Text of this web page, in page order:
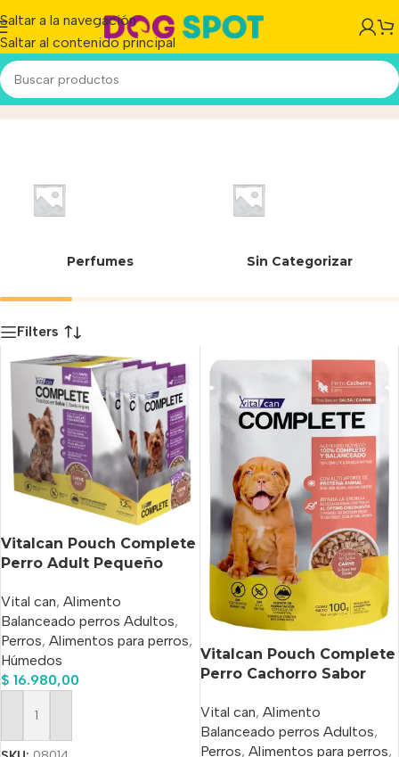
Saltar a la navegación
Saltar al contenido principal
Pouch PerroInicio/Producto
Perfumes Sin Categorizar
Filters
Vitalcan Pouch Complete
Perro Adult Pequeño
Vital can, Alimento
Balanceado perros Adultos,
Perros, Alimentos para perros,
Húmedos
$ 16.980,00
Añadir Al Carrito
Vitalcan Pouch Complete
Perro Cachorro Sabor
Vital can, Alimento
Balanceado perros Adultos,
Perros, Alimentos para perros,